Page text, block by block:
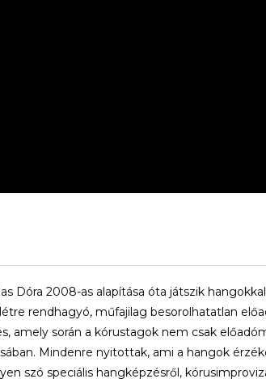
Dóra 2008-as alapítása óta játszik
rendhagyó, műfajilag besorolhatatlan
amely során a kórustagok nem csak
Mindenre nyitottak, ami a hangok
szó speciális hangképzésről,